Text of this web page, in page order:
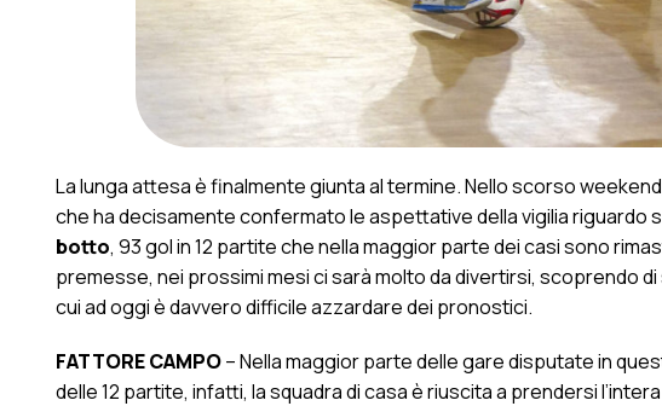
La lunga attesa è finalmente giunta al termine. Nello scorso
che ha decisamente confermato le aspettative della vigilia riguardo
botto, 93 gol in 12 partite che nella maggior parte dei casi sono
premesse, nei prossimi mesi ci sarà molto da divertirsi, scoprendo
cui ad oggi è davvero difficile azzardare dei pronostici.
FATTORE CAMPO– Nella maggior parte delle gare disputate in
delle 12 partite, infatti, la squadra di casa è riuscita a prendersi